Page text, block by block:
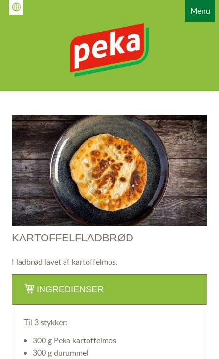
Menu
HAUPTNAVIGATION
KARTOFFELFLADBRØD
Fladbrød lavet af kartoffelmos.
INGREDIENSER
Til 3 stykker:
300 g Peka kartoffelmos
300 g durummel